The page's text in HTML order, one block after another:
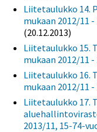
Liitetaulukko 14.
mukaan 2012/11
(20.12.2013)
Liitetaulukko 15.
mukaan 2012/11 -
Liitetaulukko 16.
mukaan 2012/11 -
Liitetaulukko 17.
2013/11, 15-74-